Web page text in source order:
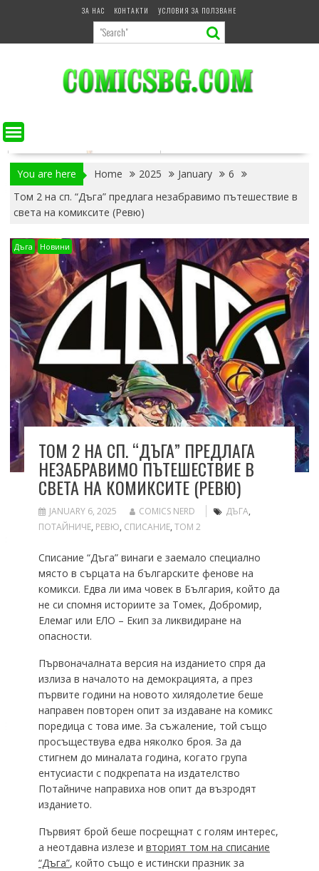
ЗА НАС КОНТАКТИ УСЛОВИЯ ЗА ПОЛЗВАНЕ
You are here Home 2025 January
6
Том 2 на сп. “Дъга” предлага незабравимо пътешествие в
света на комиксите (Ревю)
Дъга Новини
ТОМ 2 НА СП. “ДЪГА” ПРЕДЛАГА
НЕЗАБРАВИМО ПЪТЕШЕСТВИЕ В
СВЕТА НА КОМИКСИТЕ (РЕВЮ)
JANUARY 6, 2025 COMICS NERD ДЪГА,
ПОТАЙНИЧЕ, РЕВЮ, СПИСАНИЕ, ТОМ 2
Списание “Дъга” винаги е заемало специално
място в сърцата на българските фенове на
комикси. Едва ли има човек в България, който да
не си спомня историите за Томек, Добромир,
Елемаг или ЕЛО – Екип за ликвидиране на
опасности.
Първоначалната версия на изданието спря да
излиза в началото на демокрацията, а през
първите години на новото хилядолетие беше
направен повторен опит за издаване на комикс
поредица с това име. За съжаление, той също
просъществува едва няколко броя. За да
стигнем до миналата година, когато група
ентусиасти с подкрепата на издателство
Потайниче направиха нов опит да възродят
изданието.
Първият брой беше посрещнат с голям интерес,
а неотдавна излезе и вторият том на списание
“Дъга”, който също е истински празник за